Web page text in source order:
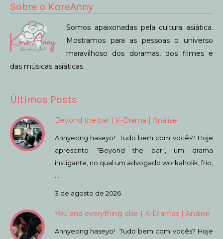
Sobre o KoreAnny
Somos apaixonadas pela cultura asiática.
Mostramos para as pessoas o universo
maravilhoso dos doramas, dos filmes e
das músicas asiáticas.
Últimos Posts
Beyond the bar | K-Drama | Análise
Annyeong haseyo! Tudo bem com vocês? Hoje
apresento “Beyond the bar”, um drama
instigante, no qual um advogado workaholik, frio,
…
3 de agosto de 2026
You and everything else | K-Dramas | Análise
Annyeong haseyo! Tudo bem com vocês? Hoje